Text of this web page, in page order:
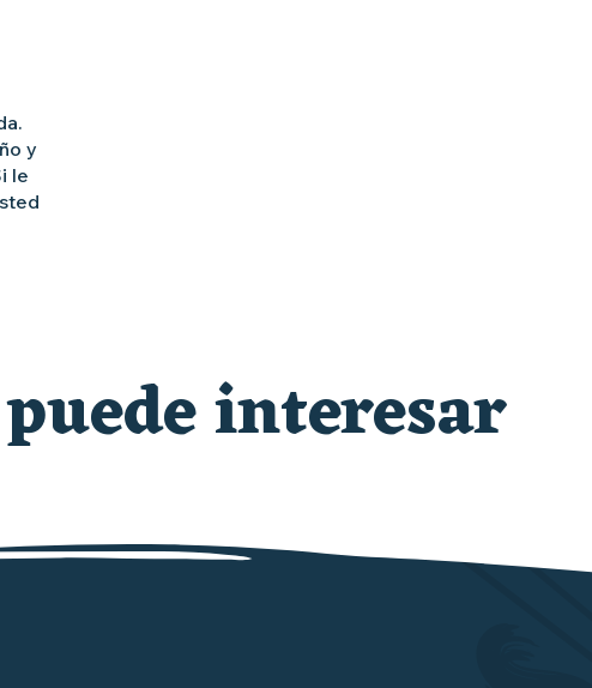
y
le
interesar
la región Muscadet